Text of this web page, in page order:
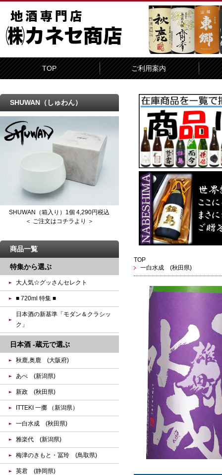
TOP ご利用案内
TOP
一白水成 (秋田県)
SHUWAN（しゅわん）
SHUWAN（箱入り）1個 4,290円税込
＜ ご注文はコチラより ＞
商品一覧
特集から選ぶ
大人気☆グッさんセレクト
■ 720ml 特集 ■
日本酒の新基準「モダン＆クラシッ
ク」
日本酒 -蔵元で選ぶ
秋鹿,奥鹿 (大阪府)
あべ (新潟県)
新政 (秋田県)
ITTEKI 一擲 （新潟県）
一白水成 (秋田県)
雅楽代 (新潟県)
梅津のきもと・冨玲 (鳥取県)
英君 (静岡県)